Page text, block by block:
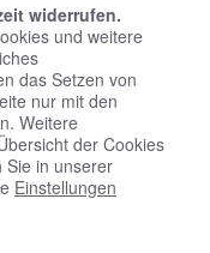
und
widerrufen.
und weitere
das Setzen von
nur mit den
Weitere
der Cookies
Sie in unserer
Einstellungen